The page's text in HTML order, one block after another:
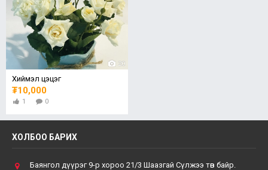
20
Хиймэл цэцэг
₮10,000
1 0
ХОЛБОО БАРИХ
Баянгол дүүрэг 9-р хороо 21/3 Шаазгай Сүлжээ төв байр.